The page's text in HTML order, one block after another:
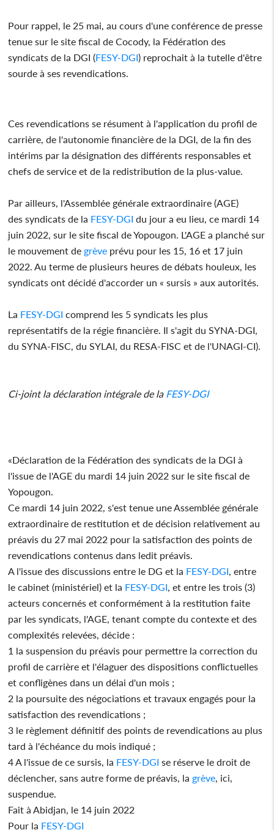
Pour rappel, le 25 mai, au cours d'une conférence de presse
tenue sur le site fiscal de Cocody, la Fédération des
syndicats de la DGI (FESY-DGI) reprochait à la tutelle d'être
sourde à ses revendications.
Ces revendications se résument à l'application du profil de
carrière, de l'autonomie financière de la DGI, de la fin des
intérims par la désignation des différents responsables et
chefs de service et de la redistribution de la plus-value.
Par ailleurs, l'Assemblée générale extraordinaire (AGE)
des syndicats de la FESY-DGI du jour a eu lieu, ce mardi 14
juin 2022, sur le site fiscal de Yopougon. L'AGE a planché sur
le mouvement de grève prévu pour les 15, 16 et 17 juin
2022. Au terme de plusieurs heures de débats houleux, les
syndicats ont décidé d'accorder un « sursis » aux autorités.
La FESY-DGI comprend les 5 syndicats les plus
représentatifs de la régie financière. Il s'agit du SYNA-DGI,
du SYNA-FISC, du SYLAI, du RESA-FISC et de l'UNAGI-CI).
Ci-joint la déclaration intégrale de la FESY-DGI
«Déclaration de la Fédération des syndicats de la DGI à
l'issue de l'AGE du mardi 14 juin 2022 sur le site fiscal de
Yopougon.
Ce mardi 14 juin 2022, s'est tenue une Assemblée générale
extraordinaire de restitution et de décision relativement au
préavis du 27 mai 2022 pour la satisfaction des points de
revendications contenus dans ledit préavis.
A l'issue des discussions entre le DG et la FESY-DGI, entre
le cabinet (ministériel) et la FESY-DGI, et entre les trois (3)
acteurs concernés et conformément à la restitution faite
par les syndicats, l'AGE, tenant compte du contexte et des
complexités relevées, décide :
1 la suspension du préavis pour permettre la correction du
profil de carrière et l'élaguer des dispositions conflictuelles
et confligènes dans un délai d'un mois ;
2 la poursuite des négociations et travaux engagés pour la
satisfaction des revendications ;
3 le règlement définitif des points de revendications au plus
tard à l'échéance du mois indiqué ;
4 A l'issue de ce sursis, la FESY-DGI se réserve le droit de
déclencher, sans autre forme de préavis, la grève, ici,
suspendue.
Fait à Abidjan, le 14 juin 2022
Pour la FESY-DGI